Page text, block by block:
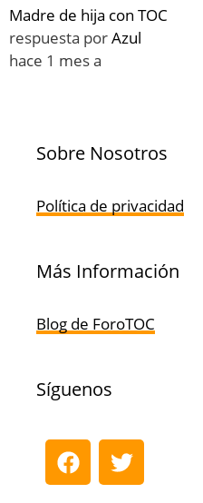
Madre de hija con TOC
respuesta porAzul
hace 1 mes a
Sobre Nosotros
Política de privacidad
Más Información
Blog de ForoTOC
Síguenos